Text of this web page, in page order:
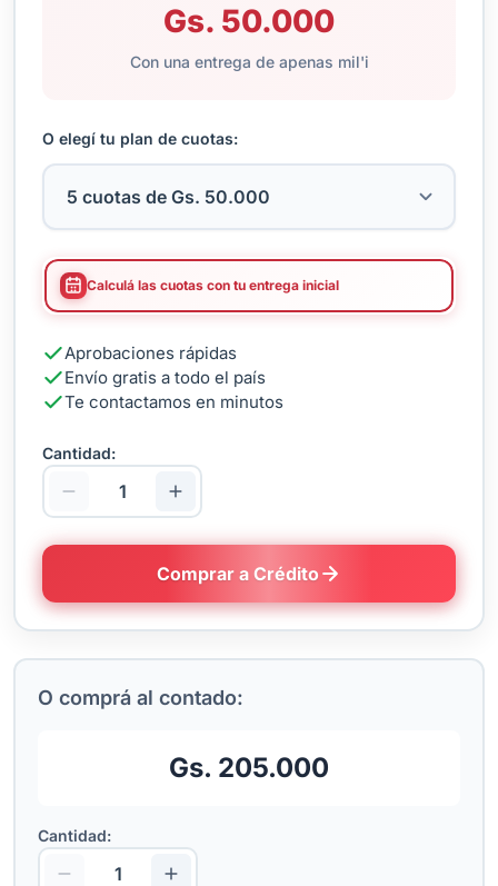
Gs. 50.000
Con una entrega de apenas mil'i
O elegí tu plan de cuotas:
Calculá las cuotas con tu entrega inicial
Aprobaciones rápidas
Envío gratis a todo el país
Te contactamos en minutos
Cantidad:
Comprar a Crédito
O comprá al contado:
Gs. 205.000
Cantidad: